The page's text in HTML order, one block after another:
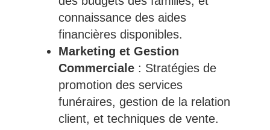
connaissance des aides
financières disponibles.
Marketing et Gestion
Commerciale: Stratégies de
promotion des services
funéraires, gestion de la relation
client, et techniques de vente.